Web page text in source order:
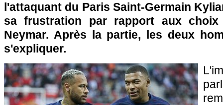
l'attaquant du Paris Saint-Germain
sa frustration par rapport aux
Neymar. Après la partie, les deux
s'expliquer.